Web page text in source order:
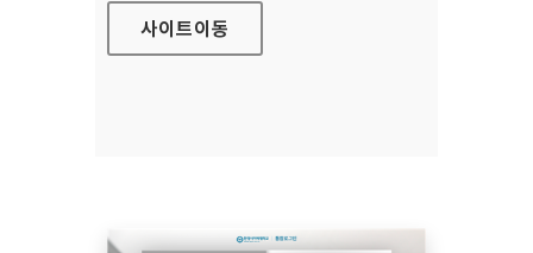
사이트이동